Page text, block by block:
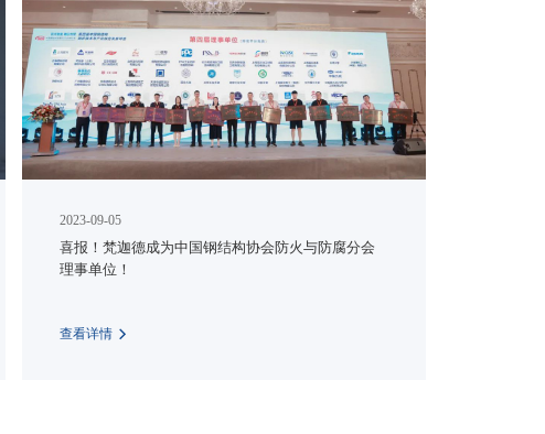
2023-09-05
喜报！梵迦德成为中国钢结构协会防火与防腐分会
理事单位！
查看详情